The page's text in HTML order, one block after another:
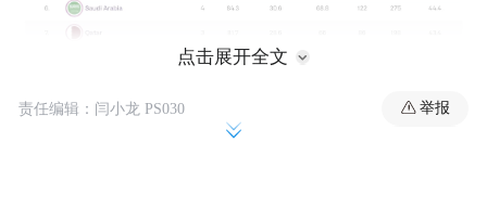
点击展开全文
责任编辑：闫小龙 PS030 举报